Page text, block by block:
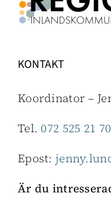
KONTAKT
Koordinator –
Tel. 072 525 21 70
Epost:
Är du